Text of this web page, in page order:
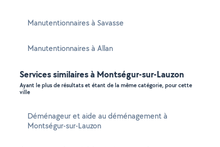
Manutentionnaires à Savasse
Manutentionnaires à Allan
Services similaires à Montségur-sur-Lauzon
Ayant le plus de résultats et étant de la même catégorie, pour cette
ville
Déménageur et aide au déménagement à
Montségur-sur-Lauzon